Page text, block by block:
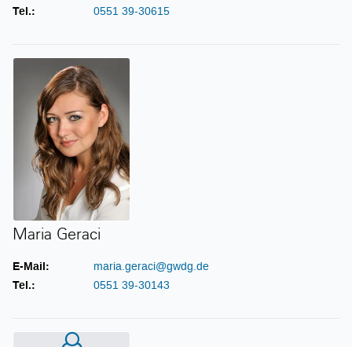
Tel.:
0551 39-30615
Maria Geraci
E-Mail:
maria.geraci@gwdg.de
Tel.:
0551 39-30143